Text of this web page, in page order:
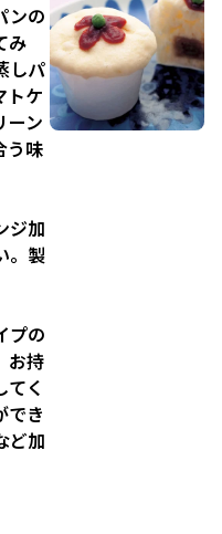
ンの
み
しパ
トケ
ーン
う味
ジ加
。製
プの
お持
てく
でき
ど加